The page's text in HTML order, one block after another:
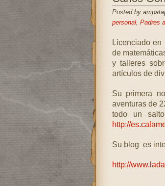
Posted by
personal, Padres
Licenciado
de
y talleres
artículos de
Su primera
aventuras de
todo un
http://
Su blog es
http://